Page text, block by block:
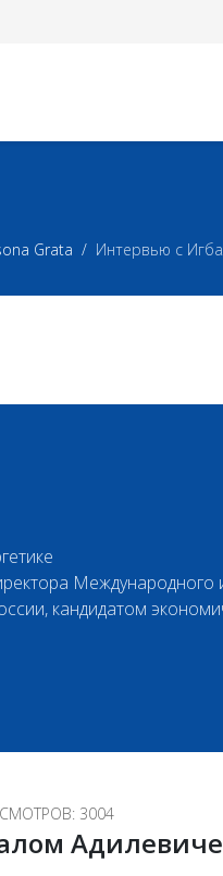
Grata Интервью с
Международного
кандидатом
3004